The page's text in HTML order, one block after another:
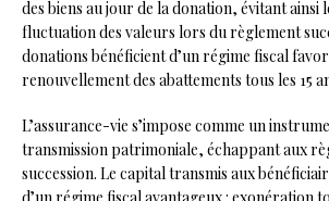
des biens au jour de la donation, évitant ainsi
fluctuation des valeurs lors du règlement
donations bénéficient d’un régime fiscal
renouvellement des abattements tous les 15
L’assurance-vie s’impose comme un
transmission patrimoniale, échappant aux
succession. Le capital transmis aux
d’un régime fiscal avantageux : exonération